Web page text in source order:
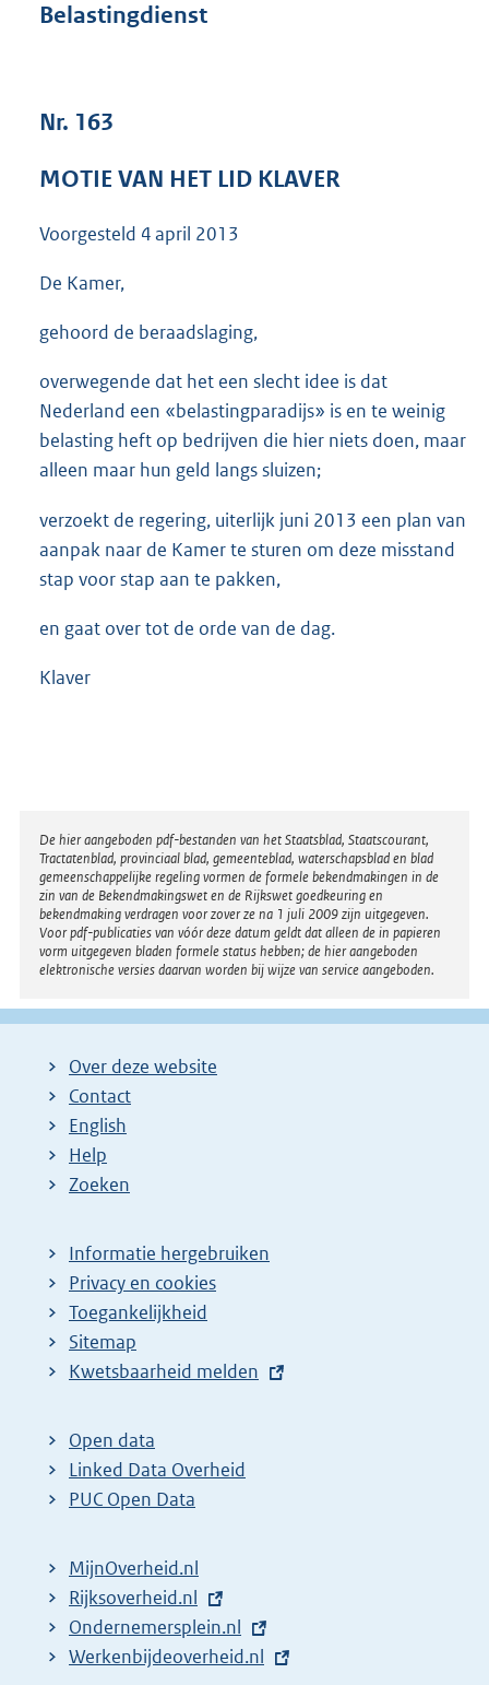
e
Belastingdienst
Nr. 163
MOTIE VAN HET LID KLAVER
Voorgesteld 4 april 2013
De Kamer,
gehoord de beraadslaging,
overwegende dat het een slecht idee is dat
Nederland een «belastingparadijs» is en te weinig
belasting heft op bedrijven die hier niets doen, maar
alleen maar hun geld langs sluizen;
verzoekt de regering, uiterlijk juni 2013 een plan van
aanpak naar de Kamer te sturen om deze misstand
stap voor stap aan te pakken,
en gaat over tot de orde van de dag.
Klaver
Disclaimer
De hier aangeboden pdf-bestanden van het Staatsblad, Staatscourant,
Tractatenblad, provinciaal blad, gemeenteblad, waterschapsblad en blad
gemeenschappelijke regeling vormen de formele bekendmakingen in de
zin van de Bekendmakingswet en de Rijkswet goedkeuring en
bekendmaking verdragen voor zover ze na 1 juli 2009 zijn uitgegeven.
Voor pdf-publicaties van vóór deze datum geldt dat alleen de in papieren
vorm uitgegeven bladen formele status hebben; de hier aangeboden
elektronische versies daarvan worden bij wijze van service aangeboden.
Over deze website
Contact
English
Help
Zoeken
Informatie hergebruiken
Privacy en cookies
Toegankelijkheid
Sitemap
E
t
e
r
l
i
n
k
Kwetsbaarheid melden
Open data
Linked Data Overheid
PUC Open Data
MijnOverheid.nl
E
x
t
Rijksoverheid.nl
E
x
Ondernemersplein.nl
E
Werkenbijdeoverheid.nl